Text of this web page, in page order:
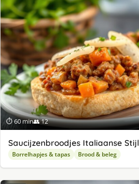
⏱ 60 min👥 12
Saucijzenbroodjes Italiaanse Stijl
Borrelhapjes & tapas Brood & beleg